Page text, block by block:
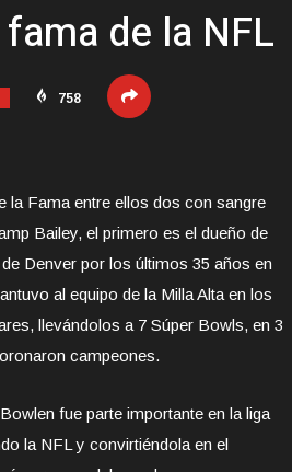
de la NFL
758
la Fama entre ellos dos con sangre
Bailey, el primero es el dueño de
Denver por los últimos 35 años en
al equipo de la Milla Alta en los
llevándolos a 7 Súper Bowls, en 3
campeones.
fue parte importante en la liga
la NFL y convirtiéndola en el